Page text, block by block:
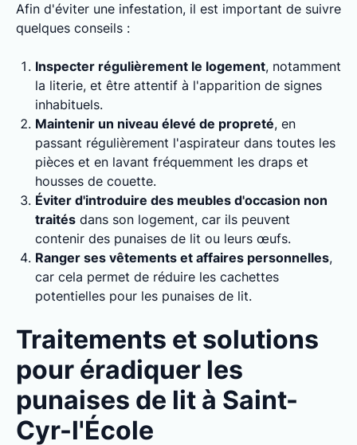
Afin d'éviter une infestation, il est important de suivre
quelques conseils :
Inspecter régulièrement le logement, notamment
la literie, et être attentif à l'apparition de signes
inhabituels.
Maintenir un niveau élevé de propreté, en
passant régulièrement l'aspirateur dans toutes les
pièces et en lavant fréquemment les draps et
housses de couette.
Éviter d'introduire des meubles d'occasion non
traités dans son logement, car ils peuvent
contenir des punaises de lit ou leurs œufs.
Ranger ses vêtements et affaires personnelles,
car cela permet de réduire les cachettes
potentielles pour les punaises de lit.
Traitements et solutions
pour éradiquer les
punaises de lit à Saint-
Cyr-l'École